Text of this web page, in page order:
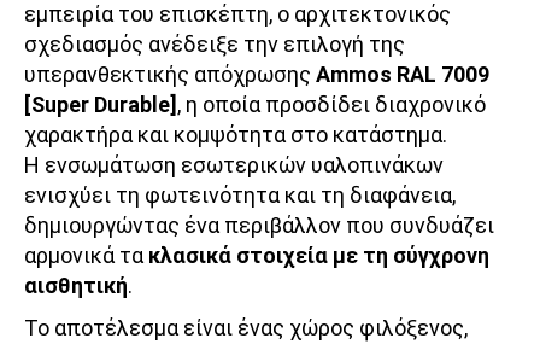
εμπειρία του επισκέπτη, ο αρχιτεκτονικός
σχεδιασμός ανέδειξε την επιλογή της
υπερανθεκτικής απόχρωσης Ammos RAL 7009
[Super Durable] , η οποία προσδίδει διαχρονικό
χαρακτήρα και κομψότητα στο κατάστημα.
Η ενσωμάτωση εσωτερικών υαλοπινάκων
ενισχύει τη φωτεινότητα και τη διαφάνεια,
δημιουργώντας ένα περιβάλλον που συνδυάζει
αρμονικά τα κλασικά στοιχεία με τη σύγχρονη
αισθητική.
Το αποτέλεσμα είναι ένας χώρος φιλόξενος,